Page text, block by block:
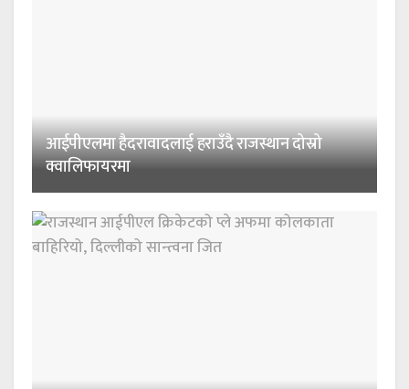
आईपीएलमा हैदरावादलाई हराउँदै राजस्थान दोस्रो
क्वालिफायरमा